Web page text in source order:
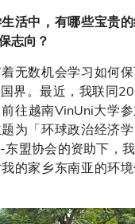
活中，有哪些宝贵
志向？
无数机会学习如何
界。最近，我联同
往越南VinUni大学
为「环球政治经济学
盟协会的资助下，
的家乡东南亚的环